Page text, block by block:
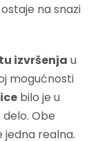
na snazi
izvršenja u
mogućnosti
bilo je u
Obe
jedna realna.